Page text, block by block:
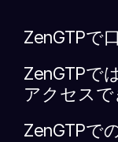
ZenGTPで
ZenGTPで
アクセスで
ZenGTPで